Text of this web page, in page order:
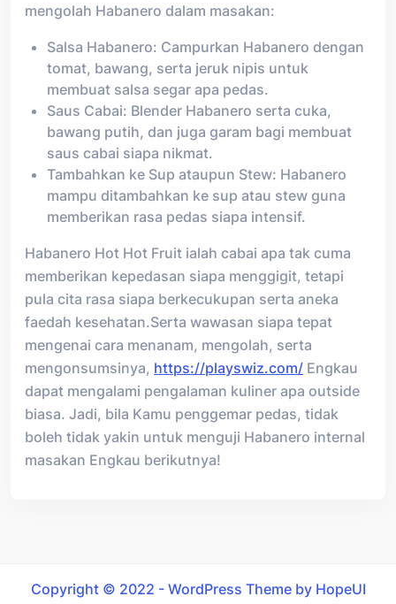
mengolah Habanero dalam masakan:
Salsa Habanero: Campurkan Habanero dengan
tomat, bawang, serta jeruk nipis untuk
membuat salsa segar apa pedas.
Saus Cabai: Blender Habanero serta cuka,
bawang putih, dan juga garam bagi membuat
saus cabai siapa nikmat.
Tambahkan ke Sup ataupun Stew: Habanero
mampu ditambahkan ke sup atau stew guna
memberikan rasa pedas siapa intensif.
Habanero Hot Hot Fruit ialah cabai apa tak cuma
memberikan kepedasan siapa menggigit, tetapi
pula cita rasa siapa berkecukupan serta aneka
faedah kesehatan.Serta wawasan siapa tepat
mengenai cara menanam, mengolah, serta
mengonsumsinya, https://playswiz.com/ Engkau
dapat mengalami pengalaman kuliner apa outside
biasa. Jadi, bila Kamu penggemar pedas, tidak
boleh tidak yakin untuk menguji Habanero internal
masakan Engkau berikutnya!
Copyright © 2022 - WordPress Theme by HopeUI